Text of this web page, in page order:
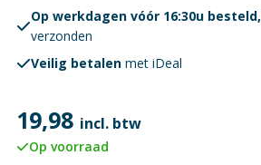
Op werkdagen vóór 16:30u besteld,
verzonden
Veilig betalen met iDeal
19,98 incl. btw
Op voorraad